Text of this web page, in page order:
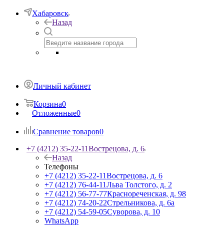
Хабаровск
Назад
Личный кабинет
Корзина0
Отложенные0
Сравнение товаров0
+7 (4212) 35-22-11Вострецова, д. 6
Назад
Телефоны
+7 (4212) 35-22-11Вострецова, д. 6
+7 (4212) 76-44-11Льва Толстого, д. 2
+7 (4212) 56-77-77Краснореченская, д. 98
+7 (4212) 74-20-22Стрельникова, д. 6а
+7 (4212) 54-59-05Суворова, д. 10
WhatsApp